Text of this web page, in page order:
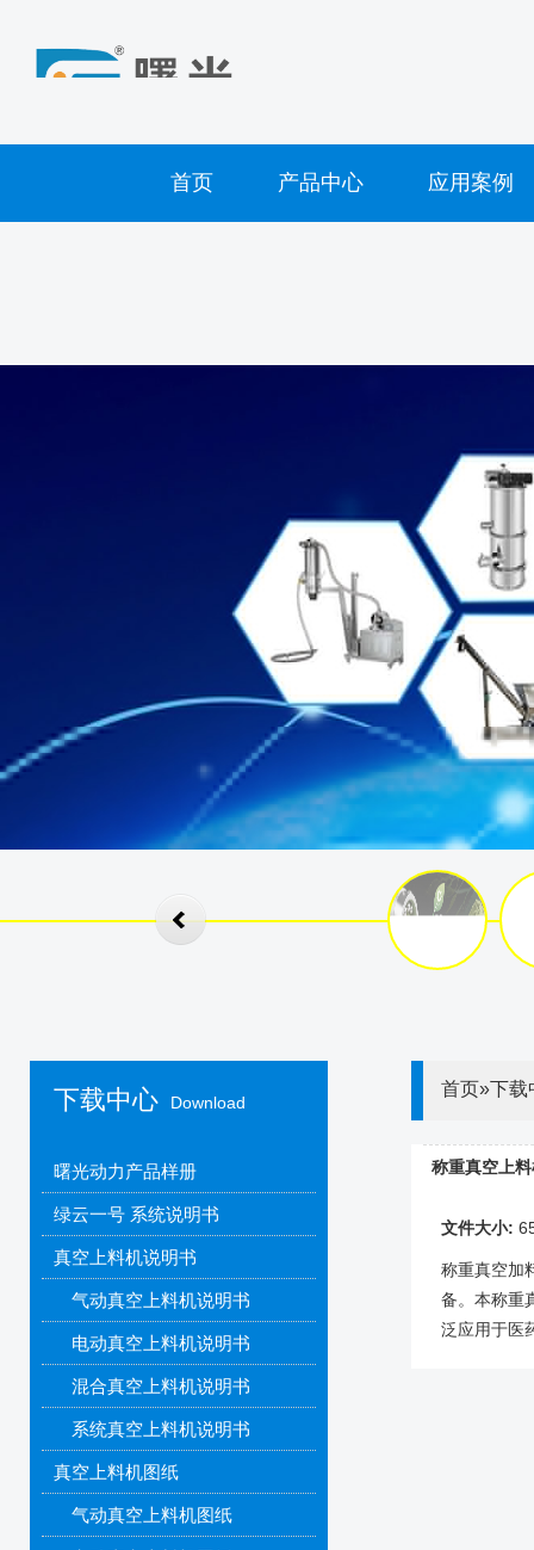
首页 产品中心 应用案例
首页»下载
下载中心 Download
称重真空上
文件大小:
称重真空加
备。本称重
泛应用于医
曙光动力产品样册
绿云一号 系统说明书
真空上料机说明书
气动真空上料机说明书
电动真空上料机说明书
混合真空上料机说明书
系统真空上料机说明书
真空上料机图纸
气动真空上料机图纸